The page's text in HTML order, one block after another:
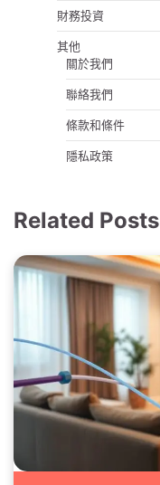
財務投資
其他
關於我們
聯絡我們
條款和條件
隱私政策
Related Posts